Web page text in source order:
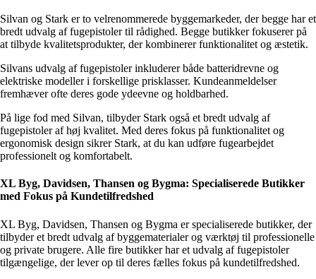
Silvan og Stark er to velrenommerede byggemarkeder, der begge har et
bredt udvalg af fugepistoler til rådighed. Begge butikker fokuserer på
at tilbyde kvalitetsprodukter, der kombinerer funktionalitet og æstetik.
Silvans udvalg af fugepistoler inkluderer både batteridrevne og
elektriske modeller i forskellige prisklasser. Kundeanmeldelser
fremhæver ofte deres gode ydeevne og holdbarhed.
På lige fod med Silvan, tilbyder Stark også et bredt udvalg af
fugepistoler af høj kvalitet. Med deres fokus på funktionalitet og
ergonomisk design sikrer Stark, at du kan udføre fugearbejdet
professionelt og komfortabelt.
XL Byg, Davidsen, Thansen og Bygma: Specialiserede Butikker
med Fokus på Kundetilfredshed
XL Byg, Davidsen, Thansen og Bygma er specialiserede butikker, der
tilbyder et bredt udvalg af byggematerialer og værktøj til professionelle
og private brugere. Alle fire butikker har et udvalg af fugepistoler
tilgængelige, der lever op til deres fælles fokus på kundetilfredshed.